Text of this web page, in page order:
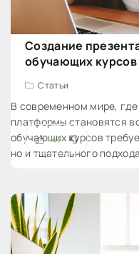
Создание
обучающих курсов
Статьи
В современном мире,
платформы становятся
обучающих курсов
но и тщательного
+7